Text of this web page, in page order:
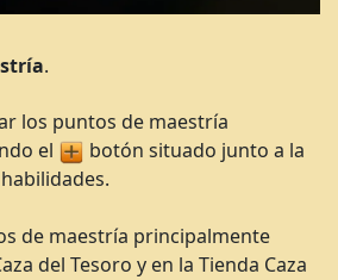
.
los puntos de maestría
el
botón situado junto a la
de maestría principalmente
del Tesoro y en la Tienda Caza